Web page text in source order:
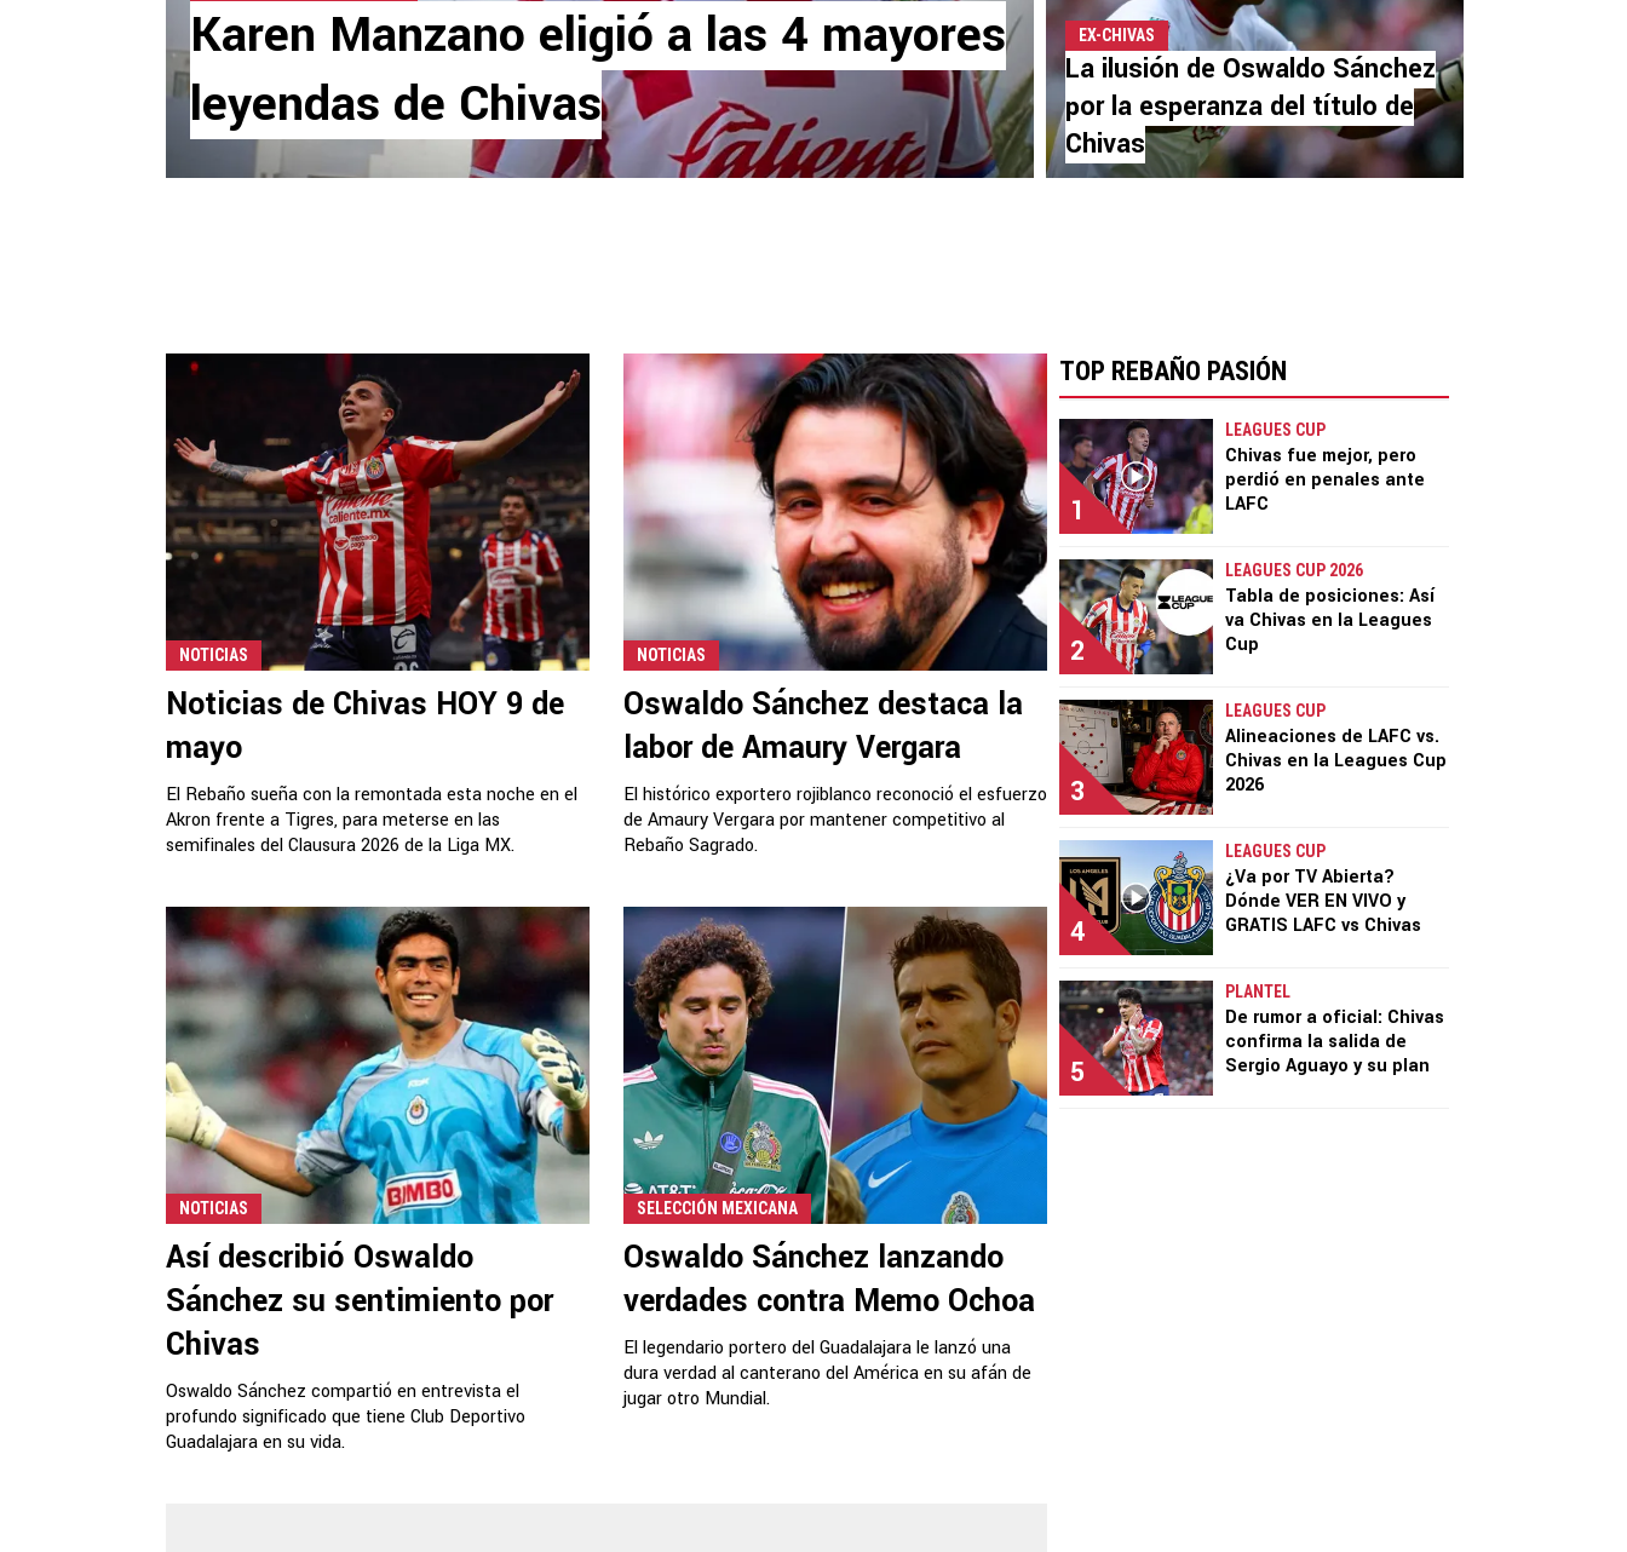
Karen Manzano eligió a las 4 mayores
leyendas de Chivas
EX-CHIVAS
La ilusión de Oswaldo Sánchez
por la esperanza del título de
Chivas
NOTICIAS
Noticias de Chivas HOY 9 de
mayo
El Rebaño sueña con la remontada esta noche en el
Akron frente a Tigres, para meterse en las
semifinales del Clausura 2026 de la Liga MX.
NOTICIAS
Oswaldo Sánchez destaca la
labor de Amaury Vergara
El histórico exportero rojiblanco reconoció el esfuerzo
de Amaury Vergara por mantener competitivo al
Rebaño Sagrado.
NOTICIAS
Así describió Oswaldo
Sánchez su sentimiento por
Chivas
Oswaldo Sánchez compartió en entrevista el
profundo significado que tiene Club Deportivo
Guadalajara en su vida.
SELECCIÓN MEXICANA
Oswaldo Sánchez lanzando
verdades contra Memo Ochoa
El legendario portero del Guadalajara le lanzó una
dura verdad al canterano del América en su afán de
jugar otro Mundial.
TOP REBAÑO PASIÓN
1
LEAGUES CUP
Chivas fue mejor, pero
perdió en penales ante
LAFC
2
LEAGUES CUP 2026
Tabla de posiciones: Así
va Chivas en la Leagues
Cup
3
LEAGUES CUP
Alineaciones de LAFC vs.
Chivas en la Leagues Cup
2026
4
LEAGUES CUP
¿Va por TV Abierta?
Dónde VER EN VIVO y
GRATIS LAFC vs Chivas
5
PLANTEL
De rumor a oficial: Chivas
confirma la salida de
Sergio Aguayo y su plan